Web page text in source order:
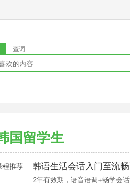
查词
国留学生
程推荐 韩语生活会话入门至流
2年有效期，语音语调+畅学会